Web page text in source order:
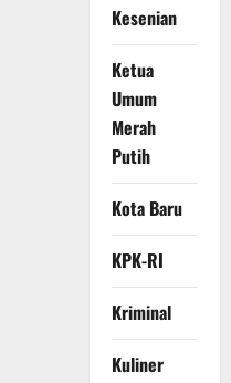
Kesenian
Ketua
Umum
Merah
Putih
Kota Baru
KPK-RI
Kriminal
Kuliner